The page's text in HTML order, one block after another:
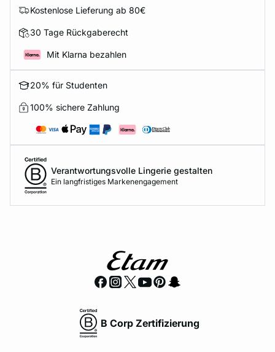
Kostenlose Lieferung ab 80€
30 Tage Rückgaberecht
Mit Klarna bezahlen
20% für Studenten
100% sichere Zahlung
Verantwortungsvolle Lingerie gestalten
Ein langfristiges Markenengagement
B Corp Zertifizierung